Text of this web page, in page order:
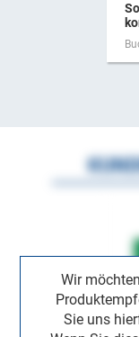
Wir
Sie uns